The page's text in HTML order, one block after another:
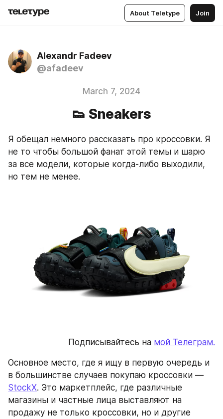
About Teletype Join
Alexandr Fadeev
@afadeev
March 7, 2024
👟 Sneakers
Я обещал немного рассказать про кроссовки. Я
не то чтобы большой фанат этой темы и шарю
за все модели, которые когда-либо выходили,
но тем не менее.
Подписывайтесь на мой Телеграм.
Основное место, где я ищу в первую очередь и
StockX. Это маркетплейс, где различные
магазины и частные лица выставляют на
продажу не только кроссовки, но и другие